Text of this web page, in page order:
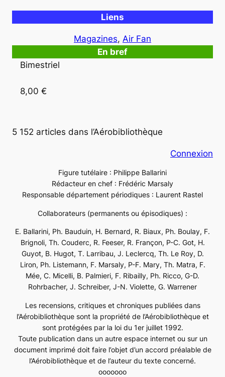
Liens
Magazines, Air Fan
En bref
Bimestriel
8,00 €
5 152 articles dans l’Aérobibliothèque
Connexion
Figure tutélaire : Philippe Ballarini
Rédacteur en chef : Frédéric Marsaly
Responsable département périodiques : Laurent Rastel
Collaborateurs (permanents ou épisodiques) :
E. Ballarini, Ph. Bauduin, H. Bernard, R. Biaux, Ph. Boulay, F.
Brignoli, Th. Couderc, R. Feeser, R. Françon, P-C. Got, H.
Guyot, B. Hugot, T. Larribau, J. Leclercq, Th. Le Roy, D.
Liron, Ph. Listemann, F. Marsaly, P-F. Mary, Th. Matra, F.
Mée, C. Micelli, B. Palmieri, F. Ribailly, Ph. Ricco, G-D.
Rohrbacher, J. Schreiber, J-N. Violette, G. Warrener
Les recensions, critiques et chroniques publiées dans
l’Aérobibliothèque sont la propriété de l’Aérobibliothèque et
sont protégées par la loi du 1er juillet 1992.
Toute publication dans un autre espace internet ou sur un
document imprimé doit faire l’objet d’un accord préalable de
l’Aérobibliothèque et de l’auteur du texte concerné.
ooooooo